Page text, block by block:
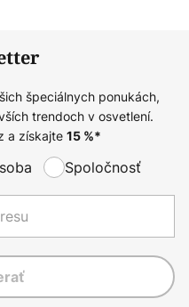
špeciálnych ponukách,
trendoch v osvetlení.
a získajte 15%*
Spoločnosť